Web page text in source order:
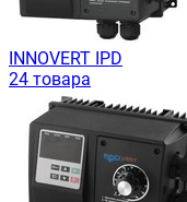
INNOVERT IРD
24 товара